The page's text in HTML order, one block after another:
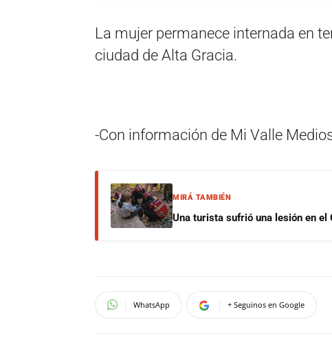
La mujer permanece internada en
ciudad de Alta Gracia.
-Con información de Mi Valle
MIRÁ TAMBIÉN
Una turista sufrió una lesión en el
WhatsApp + Seguinos en Google